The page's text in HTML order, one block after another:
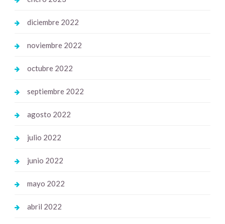
diciembre 2022
noviembre 2022
octubre 2022
septiembre 2022
agosto 2022
julio 2022
junio 2022
mayo 2022
abril 2022